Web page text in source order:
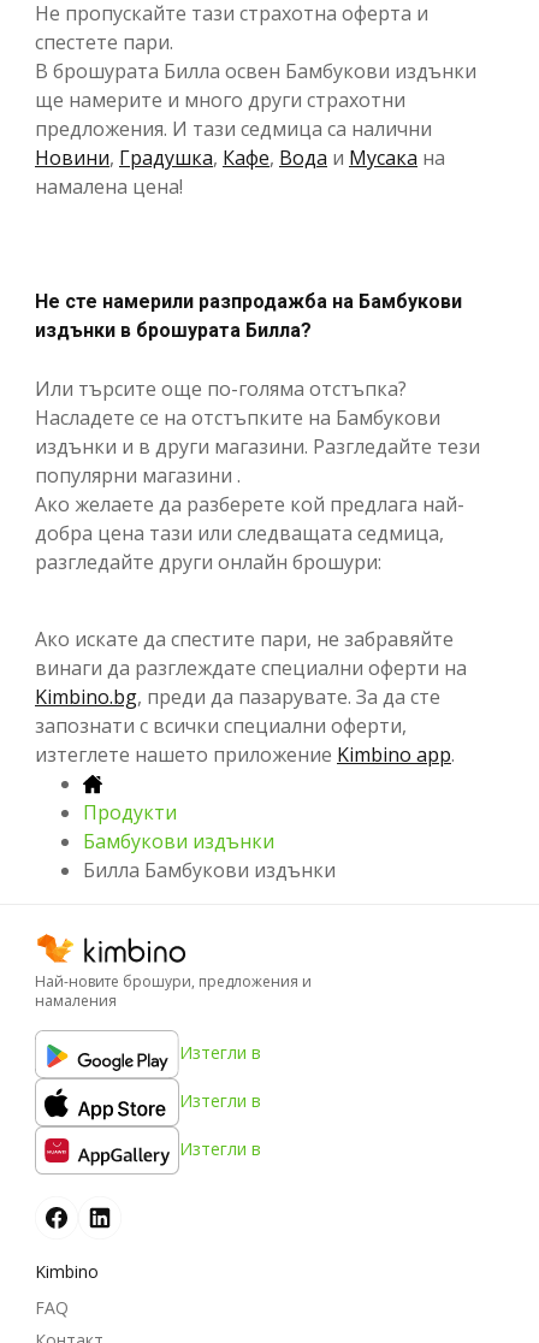
Не пропускайте тази страхотна оферта и
спестете пари.
В брошурата Билла освен Бамбукови издънки
ще намерите и много други страхотни
предложения. И тази седмица са налични
Новини, Градушка, Кафе, Вода и Мусака на
намалена цена!
Не сте намерили разпродажба на Бамбукови
издънки в брошурата Билла?
Или търсите още по-голяма отстъпка?
Насладете се на отстъпките на Бамбукови
издънки и в други магазини. Разгледайте тези
популярни магазини .
Ако желаете да разберете кой предлага най-
добра цена тази или следващата седмица,
разгледайте други онлайн брошури:
Ако искате да спестите пари, не забравяйте
винаги да разглеждате специални оферти на
Kimbino.bg, преди да пазарувате. За да сте
запознати с всички специални оферти,
изтеглете нашето приложение Kimbino app.
Продукти
Бамбукови издънки
Билла Бамбукови издънки
Най-новите брошури, предложения и
намаления
Изтегли в
Изтегли в
Изтегли в
Kimbino
FAQ